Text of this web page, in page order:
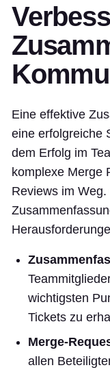
Eine effektive
eine erfolgreiche
dem Erfolg im
komplexe Merge
Reviews im
wichtigsten
Tickets zu
Merge-
allen